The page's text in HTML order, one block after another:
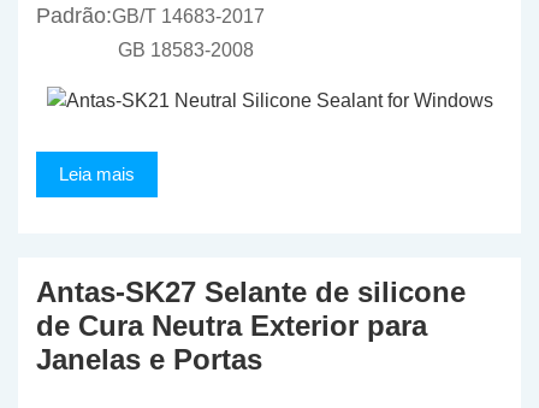
Padrão:GB/T 14683-2017
GB 18583-2008
Leia mais
Antas-SK27 Selante de silicone
de Cura Neutra Exterior para
Janelas e Portas